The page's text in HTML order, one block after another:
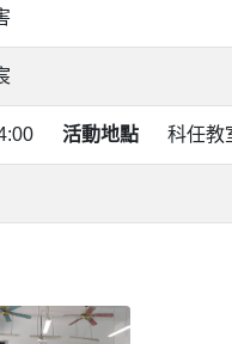
活動地點 科任教